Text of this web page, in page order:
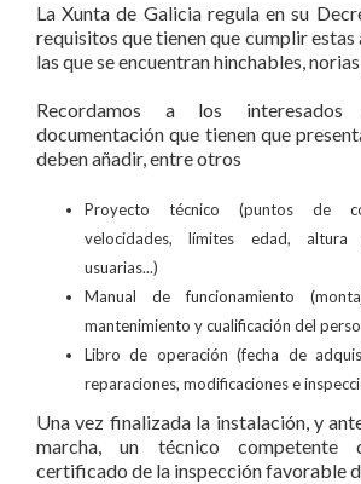
La Xunta de Galicia regula en su
requisitos que tienen que cumplirestas
las que se encuentran hinchables,
Recordamos a los
documentación que tienen que
deben añadir, entre otros
Proyecto técnico (puntos de
velocidades, límites edad,
usuarias...)
Manual de funcionamiento
mantenimiento y cualificación del
Libro de operación (fecha de
reparaciones, modificaciones e
Una vez finalizada la instalación, y
marcha, un técnico
certificado de la inspección favorable